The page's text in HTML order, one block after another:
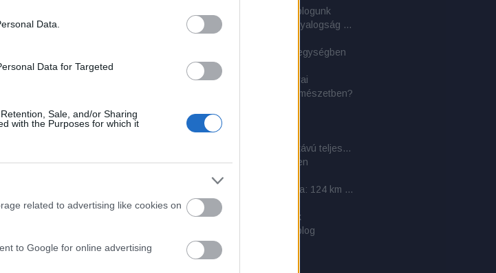
Data.
Data for Targeted
Sale, and/or Sharing
with the Purposes for which it
related to advertising like cookies on
to Google for online advertising
Szolgálati közlemény - 2 éves a blogunk
Túlélőkönyv a Királyi Tengerészgyalogság közreműködésével
Barangolások az Erdélyi-szigethegységben
Bear Grylls: A vadon törvényei
Mindennapi kultúránk hagyományai
Kós Károly: Mihez kezdjünk a természetben?
Túlélő szómagyarázat
Cél a Kinizsi Százas – a hosszútávú teljesítménytúrázás titkai: 6. rész - 2011-es beszámolók
Avarmenedék - kunyhó az erdőben
Guggolás - pihenés
Mátra Közösségi Teljesítménytúra: 124 km kulináris élvezet
A brit PLCE szerelék
Poncsóbélés: takaró és hálózsák
Szolgálati közlemény - 1 éves a blog
Ray Mears: A túlélés kézikönyve
Helikon-Tex softshell dzseki